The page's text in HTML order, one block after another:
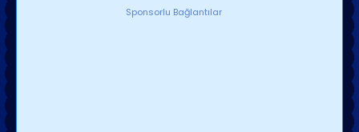
Sponsorlu Bağlantılar